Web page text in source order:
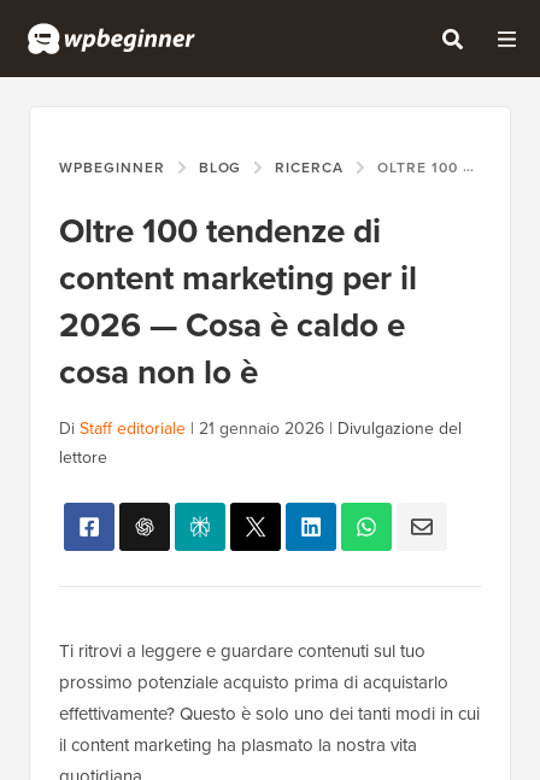
WPBEGINNER BLOG RICERCA OLTRE 100 TENDENZE DI CONTENT MARKETING PER IL 2026 — COSA È CALDO E COSA NON LO È
Oltre 100 tendenze di
content marketing per il
2026 — Cosa è caldo e
cosa non lo è
DiStaff editoriale | 21 gennaio 2026 | Divulgazione del
lettore
Ti ritrovi a leggere e guardare contenuti sul tuo
prossimo potenziale acquisto prima di acquistarlo
effettivamente? Questo è solo uno dei tanti modi in cui
il content marketing ha plasmato la nostra vita